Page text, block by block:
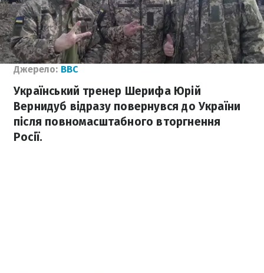
Джерело: ВВС
Український тренер Шерифа Юрій
Вернидуб відразу повернувся до України
після повномасштабного вторгнення
Росії.